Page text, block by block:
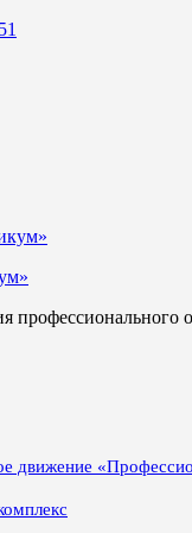
профессионального
движение